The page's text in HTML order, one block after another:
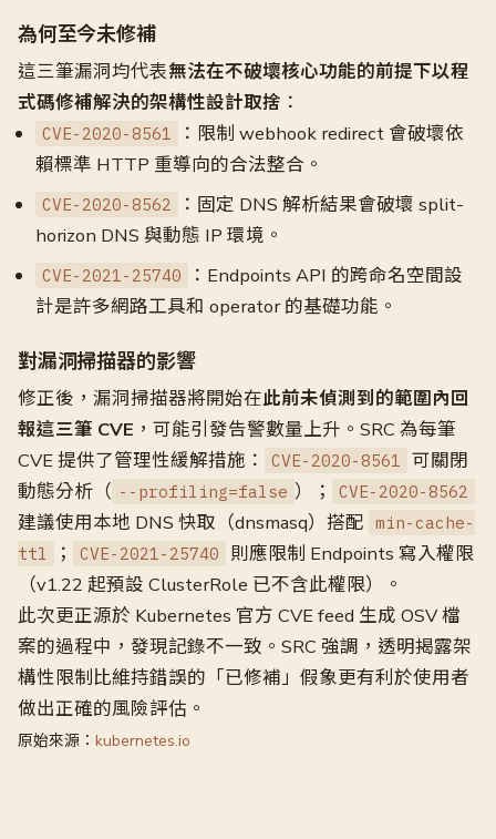
為何至今未修補
這三筆漏洞均代表無法在不破壞核心功能的前提下以程
式碼修補解決的架構性設計取捨 ：
CVE-2020-8561
：限制 webhook redirect 會破壞依
賴標準 HTTP 重導向的合法整合。
CVE-2020-8562
：固定 DNS 解析結果會破壞 split-
horizon DNS 與動態 IP 環境。
CVE-2021-25740
：Endpoints API 的跨命名空間設
計是許多網路工具和 operator 的基礎功能。
對漏洞掃描器的影響
修正後，漏洞掃描器將開始在此前未偵測到的範圍內回
報這三筆 CVE ，可能引發告警數量上升。SRC 為每筆
CVE 提供了管理性緩解措施：
CVE-2020-8561 可關閉
動態分析（ --profiling=false ）； CVE-2020-8562
建議使用本地 DNS 快取（dnsmasq）搭配 min-cache-
ttl
； CVE-2021-25740
則應限制 Endpoints 寫入權限
（v1.22 起預設 ClusterRole 已不含此權限）。
此次更正源於 Kubernetes 官方 CVE feed 生成 OSV 檔
案的過程中，發現記錄不一致。SRC 強調，透明揭露架
構性限制比維持錯誤的「已修補」假象更有利於使用者
做出正確的風險評估。
原始來源： kubernetes.io